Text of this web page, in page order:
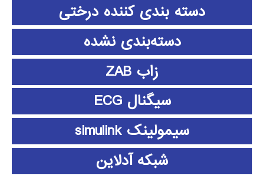
دسته بندی کننده درختی
دسته‌بندی نشده
زاب ZAB
سیگنال ECG
سیمولینک simulink
شبکه آدلاین